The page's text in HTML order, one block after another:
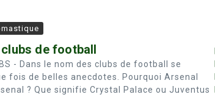
de football
- Dans le nom des clubs de football se
fois de belles anecdotes. Pourquoi Arsenal
? Que signifie Crystal Palace ou Juventus